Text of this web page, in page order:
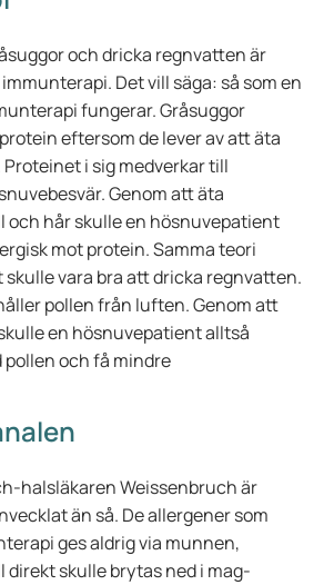
och dricka regnvatten är
Det vill säga: så som en
fungerar. Gråsuggor
eftersom de lever av att äta
i sig medverkar till
Genom att äta
och hår skulle en hösnuvepatient
mot protein. Samma teori
vara bra att dricka regnvatten.
pollen från luften. Genom att
en hösnuvepatient alltså
pollen och få mindre
halsläkaren Weissenbruch är
än så. De allergener som
ges aldrig via munnen,
direkt skulle brytas ned i mag-